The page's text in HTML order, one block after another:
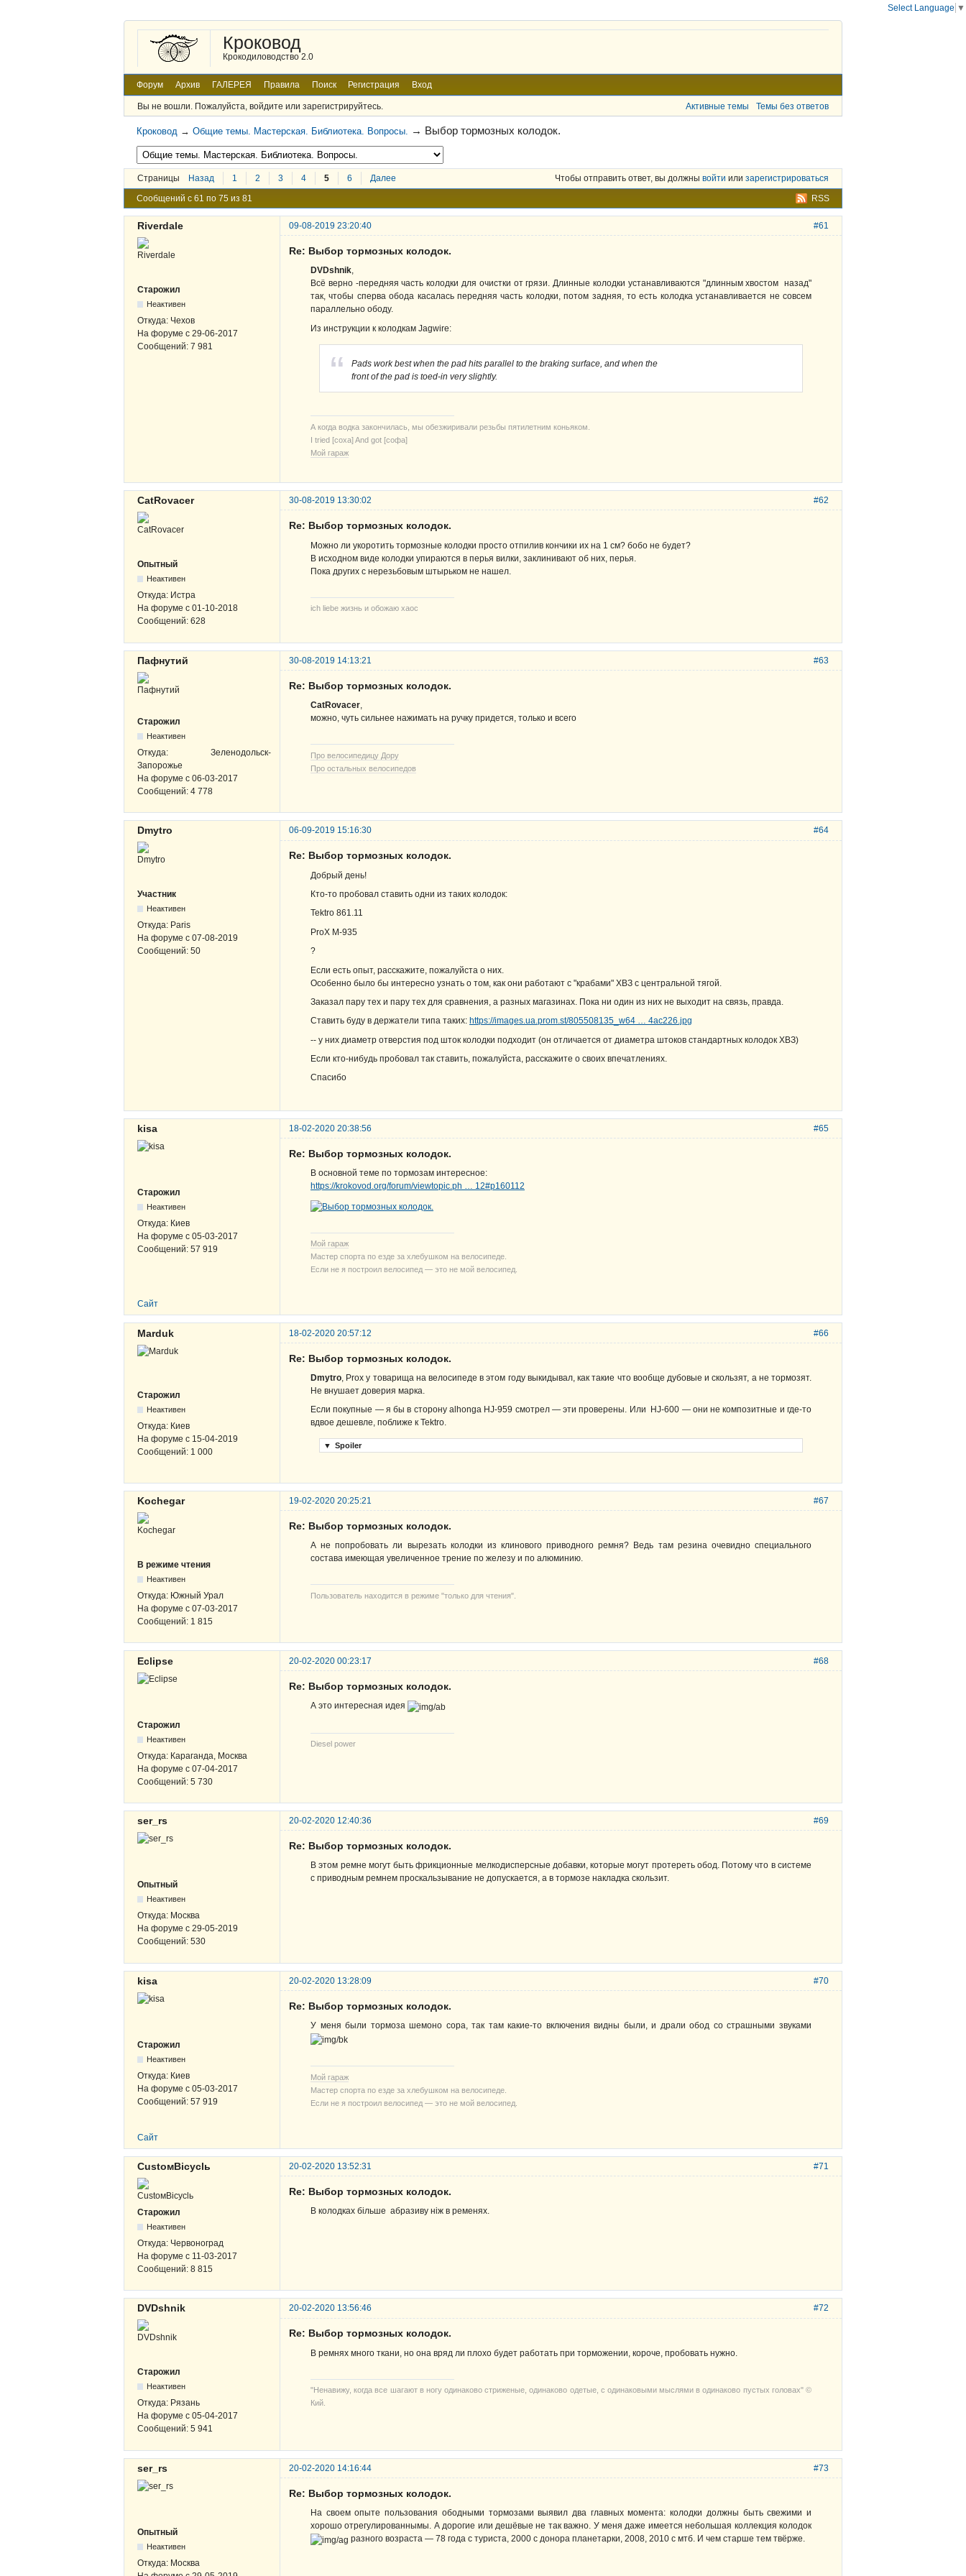
Кроковод
Крокодиловодство 2.0
Форум Архив ГАЛЕРЕЯ Правила Поиск Регистрация Вход
Вы не вошли. Пожалуйста, войдите или зарегистрируйтесь. Активные темы Темы без ответов
Кроковод →Общие темы. Мастерская. Библиотека. Вопросы. → Выбор тормозных колодок.
Страницы Назад 1 2 3 4 5 6 Далее Чтобы отправить ответ, вы должны войти или зарегистрироваться
RSS
Сообщений с 61 по 75 из 81
#61
Riverdale 09-08-2019 23:20:40
Старожил
Неактивен
Откуда: Чехов
На форуме с 29-06-2017
Сообщений: 7 981
Re: Выбор тормозных колодок.
DVDshnik,
Всё верно -передняя часть колодки для очистки от грязи. Длинные колодки устанавливаются "длинным хвостом назад"
так, чтобы сперва обода касалась передняя часть колодки, потом задняя, то есть колодка устанавливается не совсем
параллельно ободу.
Из инструкции к колодкам Jagwire:
Pads work best when the pad hits parallel to the braking surface, and when the
front of the pad is toed-in very slightly.
А когда водка закончилась, мы обезжиривали резьбы пятилетним коньяком.
I tried [соха] And got [софа]
Мой гараж
#62
CatRovacer 30-08-2019 13:30:02
Опытный
Неактивен
Откуда: Истра
На форуме с 01-10-2018
Сообщений: 628
Re: Выбор тормозных колодок.
Можно ли укоротить тормозные колодки просто отпилив кончики их на 1 см? бобо не будет?
В исходном виде колодки упираются в перья вилки, заклинивают об них, перья.
Пока других с нерезьбовым штырьком не нашел.
ich liebe жизнь и обожаю хаос
#63
Пафнутий 30-08-2019 14:13:21
Старожил
Неактивен
Откуда: Зеленодольск-
Запорожье
На форуме с 06-03-2017
Сообщений: 4 778
Re: Выбор тормозных колодок.
CatRovacer,
можно, чуть сильнее нажимать на ручку придется, только и всего
Про велосипедицу Дору
Про остальных велосипедов
#64
Dmytro 06-09-2019 15:16:30
Участник
Неактивен
Откуда: Paris
На форуме с 07-08-2019
Сообщений: 50
Re: Выбор тормозных колодок.
Добрый день!
Кто-то пробовал ставить одни из таких колодок:
Tektro 861.11
ProX M-935
?
Если есть опыт, расскажите, пожалуйста о них.
Особенно было бы интересно узнать о том, как они работают с "крабами" ХВЗ с центральной тягой.
Заказал пару тех и пару тех для сравнения, а разных магазинах. Пока ни один из них не выходит на связь, правда.
Ставить буду в держатели типа таких: https://images.ua.prom.st/805508135_w64 … 4ac226.jpg
-- у них диаметр отверстия под шток колодки подходит (он отличается от диаметра штоков стандартных колодок ХВЗ)
Если кто-нибудь пробовал так ставить, пожалуйста, расскажите о своих впечатлениях.
Спасибо
#65
kisa 18-02-2020 20:38:56
Старожил
Неактивен
Откуда: Киев
На форуме с 05-03-2017
Сообщений: 57 919
Re: Выбор тормозных колодок.
В основной теме по тормозам интересное:
https://krokovod.org/forum/viewtopic.ph … 12#p160112
Мой гараж
Мастер спорта по езде за хлебушком на велосипеде.
Если не я построил велосипед — это не мой велосипед.
Сайт
#66
Marduk 18-02-2020 20:57:12
Старожил
Неактивен
Откуда: Киев
На форуме с 15-04-2019
Сообщений: 1 000
Re: Выбор тормозных колодок.
Dmytro, Prox у товарища на велосипеде в этом году выкидывал, как такие что вообще дубовые и скользят, а не тормозят.
Не внушает доверия марка.
Если покупные — я бы в сторону alhonga HJ-959 смотрел — эти проверены. Или HJ-600 — они не композитные и где-то
вдвое дешевле, поближе к Tektro.
▼ Spoiler
#67
Kochegar 19-02-2020 20:25:21
В режиме чтения
Неактивен
Откуда: Южный Урал
На форуме с 07-03-2017
Сообщений: 1 815
Re: Выбор тормозных колодок.
А не попробовать ли вырезать колодки из клинового приводного ремня? Ведь там резина очевидно специального
состава имеющая увеличенное трение по железу и по алюминию.
Пользователь находится в режиме "только для чтения".
#68
Eclipse 20-02-2020 00:23:17
Старожил
Неактивен
Откуда: Караганда, Москва
На форуме с 07-04-2017
Сообщений: 5 730
Re: Выбор тормозных колодок.
А это интересная идея
Diesel power
#69
ser_rs 20-02-2020 12:40:36
Опытный
Неактивен
Откуда: Москва
На форуме с 29-05-2019
Сообщений: 530
Re: Выбор тормозных колодок.
В этом ремне могут быть фрикционные мелкодисперсные добавки, которые могут протереть обод. Потому что в системе
с приводным ремнем проскальзывание не допускается, а в тормозе накладка скользит.
#70
kisa 20-02-2020 13:28:09
Старожил
Неактивен
Откуда: Киев
На форуме с 05-03-2017
Сообщений: 57 919
Re: Выбор тормозных колодок.
У меня были тормоза шемоно сора, так там какие-то включения видны были, и драли обод со страшными звуками
Мой гараж
Мастер спорта по езде за хлебушком на велосипеде.
Если не я построил велосипед — это не мой велосипед.
Сайт
#71
CustoмBicyclь 20-02-2020 13:52:31
Старожил
Неактивен
Откуда: Червоноград
На форуме с 11-03-2017
Сообщений: 8 815
Re: Выбор тормозных колодок.
В колодках більше абразиву ніж в ременях.
#72
DVDshnik 20-02-2020 13:56:46
Старожил
Неактивен
Откуда: Рязань
На форуме с 05-04-2017
Сообщений: 5 941
Re: Выбор тормозных колодок.
В ремнях много ткани, но она вряд ли плохо будет работать при торможении, короче, пробовать нужно.
"Ненавижу, когда все шагают в ногу одинаково стриженые, одинаково одетые, с одинаковыми мыслями в одинаково пустых головах" ©
Кий.
#73
ser_rs 20-02-2020 14:16:44
Опытный
Неактивен
Откуда: Москва
Re: Выбор тормозных колодок.
На своем опыте пользования ободными тормозами выявил два главных момента: колодки должны быть свежими и
хорошо отрегулированнымы. А дорогие или дешёвые не так важно. У меня даже имеется небольшая коллекция колодок
разного возраста — 78 года с туриста, 2000 с донора планетарки, 2008, 2010 с мтб. И чем старше тем твёрже.
Select Language ▼